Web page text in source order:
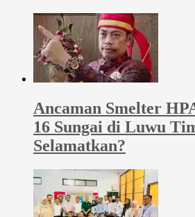
Ancaman Smelter
16 Sungai di Luwu
Selamatkan?